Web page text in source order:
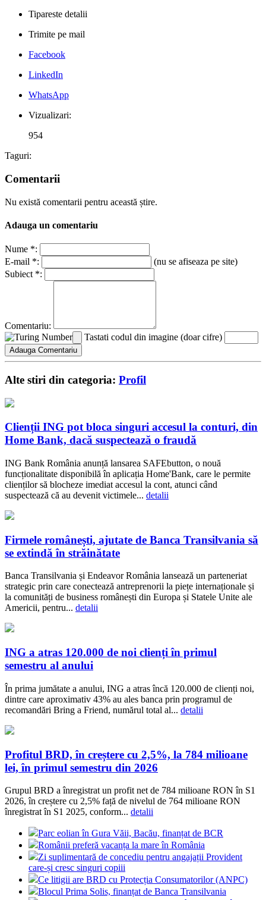
Tipareste detalii
Trimite pe mail
Facebook
LinkedIn
WhatsApp
Vizualizari:
954
Taguri:
Comentarii
Nu există comentarii pentru această știre.
Adauga un comentariu
Nume *:
E-mail *:
(nu se afiseaza pe site)
Subiect *:
Comentariu:
Tastati codul din imagine (doar cifre)
Alte stiri din categoria: Profil
Clienții ING pot bloca singuri accesul la conturi, din
Home Bank, dacă suspectează o fraudă
ING Bank România anunță lansarea SAFEbutton, o nouă
funcționalitate disponibilă în aplicația Home'Bank, care le permite
clienților să blocheze imediat accesul la cont, atunci când
suspectează că au devenit victimele... detalii
Firmele românești, ajutate de Banca Transilvania să
se extindă în străinătate
Banca Transilvania și Endeavor România lansează un parteneriat
strategic prin care conectează antreprenorii la piețe internaționale și
la comunități de business românești din Europa și Statele Unite ale
Americii, pentru... detalii
ING a atras 120.000 de noi clienți în primul
semestru al anului
În prima jumătate a anului, ING a atras încă 120.000 de clienți noi,
dintre care aproximativ 43% au ales banca prin programul de
recomandări Bring a Friend, numărul total al... detalii
Profitul BRD, în creștere cu 2,5%, la 784 milioane
lei, în primul semestru din 2026
Grupul BRD a înregistrat un profit net de 784 milioane RON în S1
2026, în creștere cu 2,5% față de nivelul de 764 milioane RON
înregistrat în S1 2025, conform... detalii
Parc eolian în Gura Văii, Bacău, finanțat de BCR
Românii preferă vacanța la mare în România
Zi suplimentară de concediu pentru angajații Provident
care-și cresc singuri copiii
Ce litigii are BRD cu Protecția Consumatorilor (ANPC)
Blocul Prima Solis, finanțat de Banca Transilvania